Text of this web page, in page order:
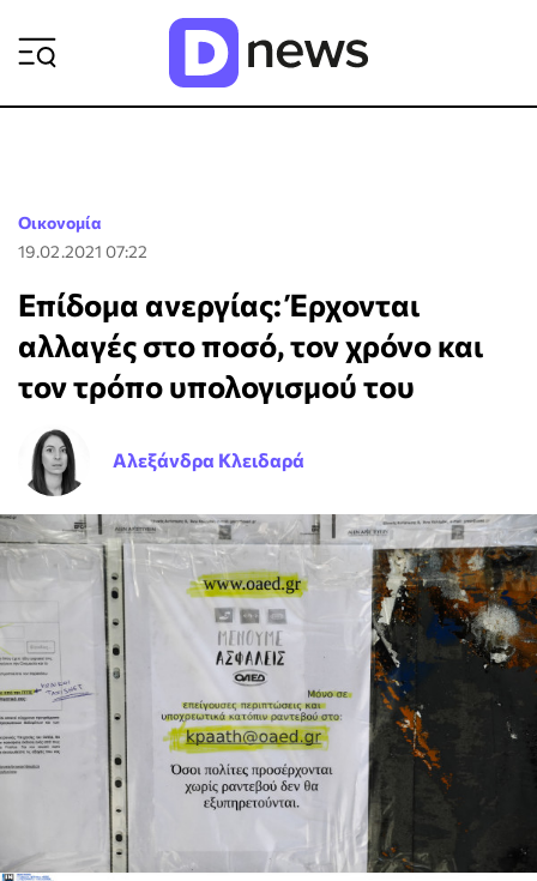
Οικονομία
19.02.2021 07:22
Επίδομα ανεργίας: Έρχονται
αλλαγές στο ποσό, τον χρόνο και
τον τρόπο υπολογισμού του
Αλεξάνδρα Κλειδαρά